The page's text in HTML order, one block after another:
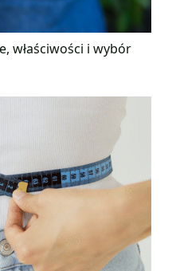
właściwości i wybór